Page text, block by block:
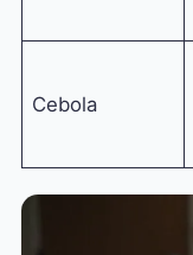
Cebola